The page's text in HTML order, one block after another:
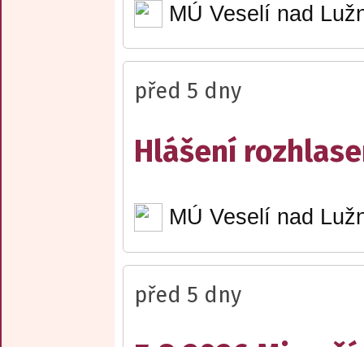
MÚ Veselí nad
před 5 dny
Hlášení
MÚ Veselí nad
před 5 dny